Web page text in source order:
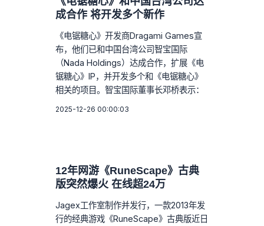
成合作 将开发多个新作
《电锯糖心》开发商Dragami Games宣
布，他们已和中国台湾公司智宝国际
（Nada Holdings）达成合作，扩展《电
锯糖心》IP，并开发多个和《电锯糖心》
相关的项目。智宝国际董事长邓桥表示：
2025-12-26 00:00:03
12年网游《RuneScape》古典
版突然爆火 在线超24万
Jagex工作室制作并发行，一款2013年发
行的经典游戏《RuneScape》古典版近日